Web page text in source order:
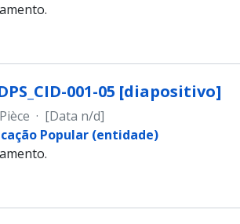
001-05 [diapositivo]
Pièce · [Data n/d]
Popular (entidade)